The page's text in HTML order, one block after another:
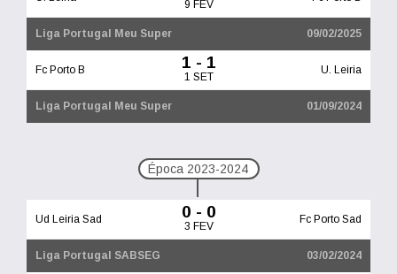
9 FEV
Liga Portugal Meu Super 09/02/2025
Fc Porto B 1 - 1
1 SET
U. Leiria
Liga Portugal Meu Super 01/09/2024
Época 2023-2024
Ud Leiria Sad 0 - 0
3 FEV
Fc Porto Sad
Liga Portugal SABSEG 03/02/2024